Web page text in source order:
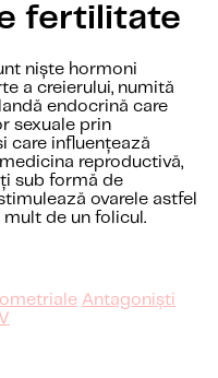
fertilitate
niște hormoni
a creierului, numită
endocrină care
sexuale prin
care influențează
reproductivă,
sub formă de
ovarele astfel
de un folicul.
Antagoniști